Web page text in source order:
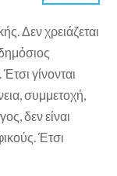
Δεν χρειάζεται
γίνονται
συμμετοχή,
δεν είναι
Έτσι